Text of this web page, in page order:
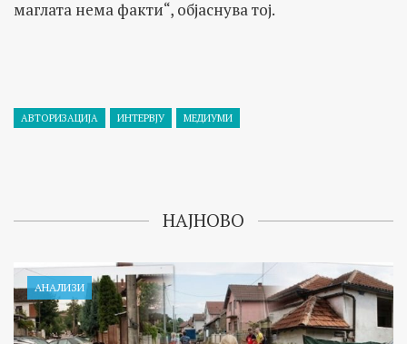
маглата нема факти“, објаснува тој.
АВТОРИЗАЦИЈА ИНТЕРВЈУ МЕДИУМИ
НАЈНОВО
АНАЛИЗИ